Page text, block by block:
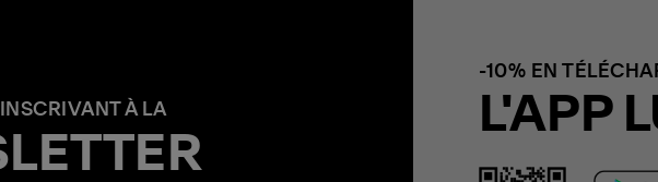
À LA
-10% EN
L'APP